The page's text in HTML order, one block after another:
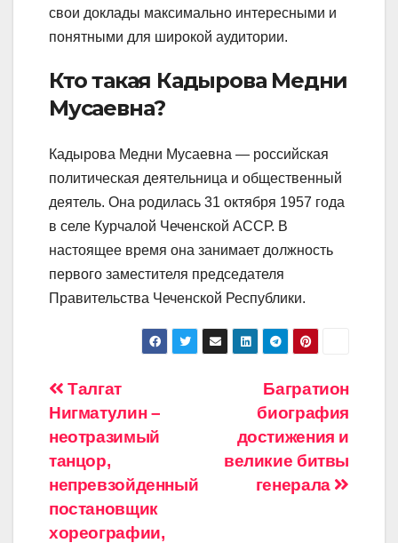
свои доклады максимально интересными и
понятными для широкой аудитории.
Кто такая Кадырова Медни
Мусаевна?
Кадырова Медни Мусаевна — российская
политическая деятельница и общественный
деятель. Она родилась 31 октября 1957 года
в селе Курчалой Чеченской АССР. В
настоящее время она занимает должность
первого заместителя председателя
Правительства Чеченской Республики.
Навигация
по
записям
Багратион
биография
достижения и
великие битвы
генерала
Талгат
Нигматулин –
неотразимый
танцор,
непревзойденный
постановщик
хореографии,